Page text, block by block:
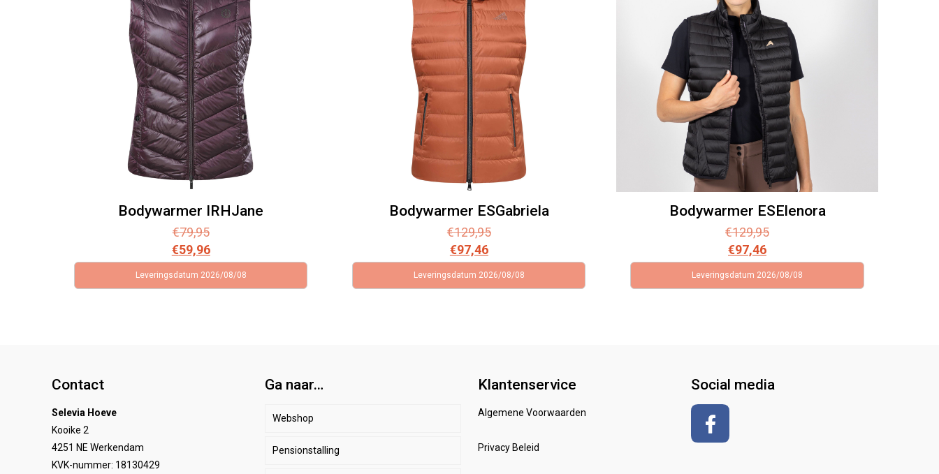
Bodywarmer IRHJane
€79,95
€59,96
Leveringsdatum 2026/08/08
Bodywarmer ESGabriela
€129,95
€97,46
Leveringsdatum 2026/08/08
Bodywarmer ESElenora
€129,95
€97,46
Leveringsdatum 2026/08/08
Contact
Selevia Hoeve
Kooike 2
4251 NE Werkendam
KVK-nummer: 18130429
Ga naar…
Webshop
Paard
Pensionstalling
Klantenservice
Algemene Voorwaarden
Privacy Beleid
Social media